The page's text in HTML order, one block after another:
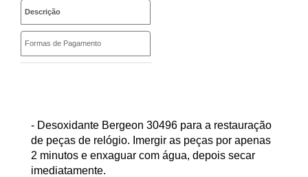
Descrição
Formas de Pagamento
- Desoxidante Bergeon 30496 para a restauração
de peças de relógio. Imergir as peças por apenas
2 minutos e enxaguar com água, depois secar
imediatamente.